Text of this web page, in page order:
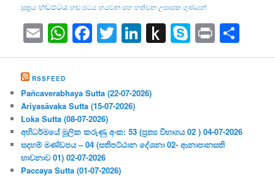
සූත්‍රය හඬපටය හඬ පටය හයවන සහ හත්වන උපාසක ගුණයන්
EmailWhatsApp
Facebook
Twitter
LinkedIn
Push
to
Skype
Print
RSSFEED
Pañcaverabhaya Sutta (22-07-2026)
Ariyasāvaka Sutta (15-07-2026)
Loka Sutta (08-07-2026)
අභිධර්මයේ මූලික කරුණු අංක: 53 (ප්‍ර‍ත්‍ය විභාගය 02 ) 04-07-2026
සදහම් මණ්ඩපය – 04 (සතිපට්ඨාන දේශනා 02- ආනාපානසති
භාවනාව 01) 02-07-2026
Paccaya Sutta (01-07-2026)